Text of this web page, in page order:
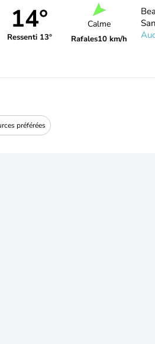
14°
Ressenti 13°
Calme
Rafales10 km/h
préférées